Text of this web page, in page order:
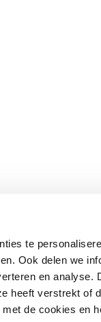
te
Ook delen we
en analyse.
heeft verstrekt of
de cookies en